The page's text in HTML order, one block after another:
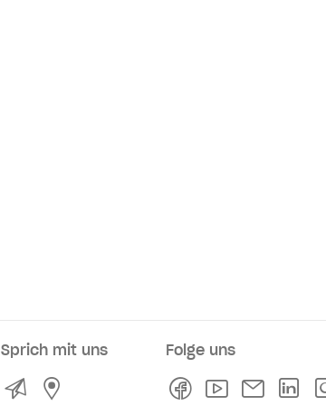
Sprich mit uns
KontaktService- und Verkaufsstellen
Folge uns
FacebookYoutube